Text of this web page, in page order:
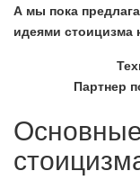
А мы пока
идеями стоицизма
Партнер